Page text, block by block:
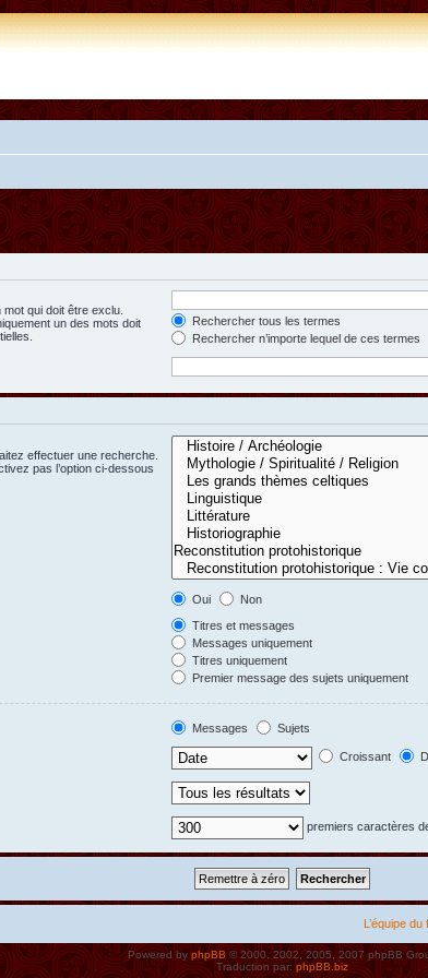
mot qui doit être exclu.
un des mots doit
Rechercher tous les termes
Rechercher n’importe lequel de ces termes
effectuer une recherche.
pas l’option ci-dessous
Oui
Non
Titres et messages
Messages uniquement
Titres uniquement
Premier message des sujets uniquement
Messages
Sujets
Croissant
premiers caractères
L’équipe du
Powered byphpBB© 2000, 2002, 2005, 2007 phpBB
Traduction par: phpBB.biz